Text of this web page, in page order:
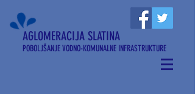
AGLOMERACIJA SLATINA
POBOLJŠANJE VODNO-KOMUNALNE INFRASTRUKTURE